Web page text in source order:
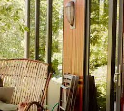
les parcourir ou en appuyant et en